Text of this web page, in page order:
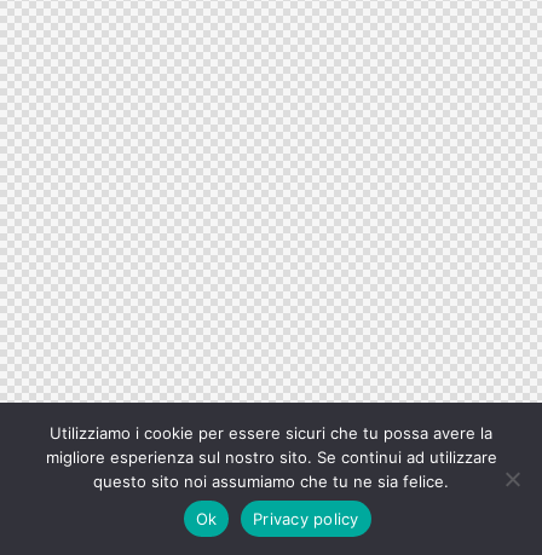
Utilizziamo i cookie per essere sicuri che tu possa avere la
migliore esperienza sul nostro sito. Se continui ad utilizzare
questo sito noi assumiamo che tu ne sia felice.
Ok
Privacy policy